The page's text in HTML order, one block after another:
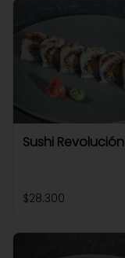
Sushi Revolución
$28.300